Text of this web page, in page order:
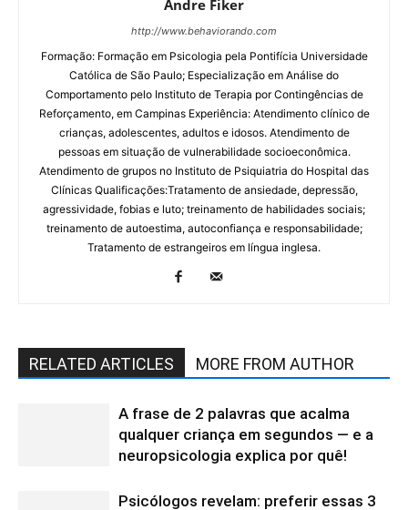
Andre Fiker
http://www.behaviorando.com
Formação: Formação em Psicologia pela Pontifícia Universidade
Católica de São Paulo; Especialização em Análise do
Comportamento pelo Instituto de Terapia por Contingências de
Reforçamento, em Campinas Experiência: Atendimento clínico de
crianças, adolescentes, adultos e idosos. Atendimento de
pessoas em situação de vulnerabilidade socioeconômica.
Atendimento de grupos no Instituto de Psiquiatria do Hospital das
Clínicas Qualificações:Tratamento de ansiedade, depressão,
agressividade, fobias e luto; treinamento de habilidades sociais;
treinamento de autoestima, autoconfiança e responsabilidade;
Tratamento de estrangeiros em língua inglesa.
RELATED ARTICLES MORE FROM AUTHOR
A frase de 2 palavras que acalma
qualquer criança em segundos — e a
neuropsicologia explica por quê!
Psicólogos revelam: preferir essas 3